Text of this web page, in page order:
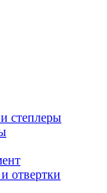
степлеры
отвертки